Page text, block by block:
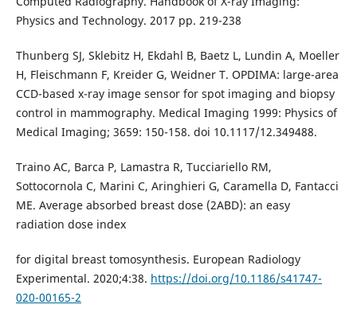
Physics and Technology. 2017 pp. 219-238
Thunberg SJ, Sklebitz H, Ekdahl B, Baetz L, Lundin A, Moeller
H, Fleischmann F, Kreider G, Weidner T. OPDIMA: large-area
CCD-based x-ray image sensor for spot imaging and biopsy
control in mammography. Medical Imaging 1999: Physics of
Medical Imaging; 3659: 150-158. doi 10.1117/12.349488.
Traino AC, Barca P, Lamastra R, Tucciariello RM,
Sottocornola C, Marini C, Aringhieri G, Caramella D, Fantacci
ME. Average absorbed breast dose (2ABD): an easy
radiation dose index
for digital breast tomosynthesis. European Radiology
Experimental. 2020;4:38. https://doi.org/10.1186/s41747-
020-00165-2